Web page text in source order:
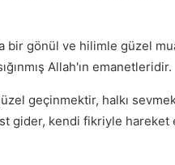
bir gönül ve hilimle güzel
Allah'ın emanetleridir.
geçinmektir, halkı
gider, kendi fikriyle